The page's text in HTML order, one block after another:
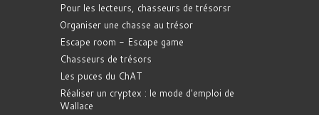
Pour les lecteurs, chasseurs de trésorsr
Organiser une chasse au trésor
Escape room - Escape game
Chasseurs de trésors
Les puces du ChAT
Réaliser un cryptex : le mode d'emploi de
Wallace